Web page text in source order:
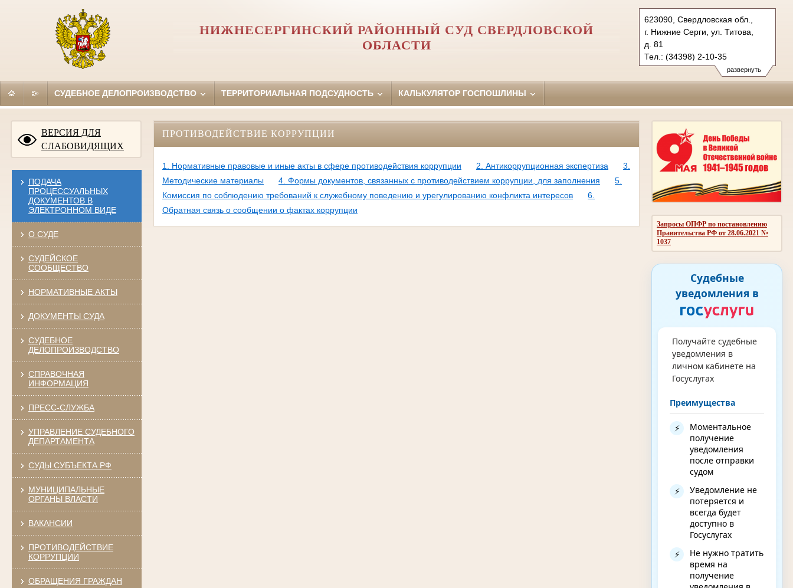
развернуть
623090, Свердловская обл.,
г. Нижние Серги, ул. Титова,
д. 81
Тел.: (34398) 2-10-35
nizhneserginsky.svd@sudrf.ru
НИЖНЕСЕРГИНСКИЙ РАЙОННЫЙ СУД СВЕРДЛОВСКОЙ
ОБЛАСТИ
СУДЕБНОЕ ДЕЛОПРОИЗВОДСТВО ТЕРРИТОРИАЛЬНАЯ ПОДСУДНОСТЬ КАЛЬКУЛЯТОР ГОСПОШЛИНЫ
ВЕРСИЯ ДЛЯ
СЛАБОВИДЯЩИХ
ПОДАЧА
ПРОЦЕССУАЛЬНЫХ
ДОКУМЕНТОВ В
ЭЛЕКТРОННОМ ВИДЕ
О СУДЕ
СУДЕЙСКОЕ
СООБЩЕСТВО
НОРМАТИВНЫЕ АКТЫ
ДОКУМЕНТЫ СУДА
СУДЕБНОЕ
ДЕЛОПРОИЗВОДСТВО
СПРАВОЧНАЯ
ИНФОРМАЦИЯ
ПРЕСС-СЛУЖБА
УПРАВЛЕНИЕ СУДЕБНОГО
ДЕПАРТАМЕНТА
СУДЫ СУБЪЕКТА РФ
МУНИЦИПАЛЬНЫЕ
ОРГАНЫ ВЛАСТИ
ВАКАНСИИ
ПРОТИВОДЕЙСТВИЕ
КОРРУПЦИИ
ОБРАЩЕНИЯ ГРАЖДАН
Запросы ОПФР по постановлению
Правительства РФ от 28.06.2021 №
1037
Судебные
уведомления в
Получайте судебные
уведомления в
личном кабинете на
Госуслугах
Преимущества
⚡
Моментальное
получение
уведомления
после отправки
судом
⚡
Уведомление не
потеряется и
всегда будет
доступно в
Госуслугах
⚡
Не нужно тратить
время на
получение
ПРОТИВОДЕЙСТВИЕ КОРРУПЦИИ
1. Нормативные правовые и иные акты в сфере противодействия коррупции 2. Антикоррупционная экспертиза
3.
Методические материалы
4. Формы документов, связанных с противодействием коррупции, для заполнения
5.
Комиссия по соблюдению требований к служебному поведению и урегулированию конфликта интересов
6.
Обратная связь о сообщении о фактах коррупции